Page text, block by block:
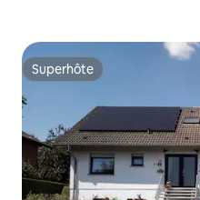
Superhôte
Superhôte